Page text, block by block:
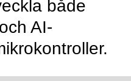
både
AI-